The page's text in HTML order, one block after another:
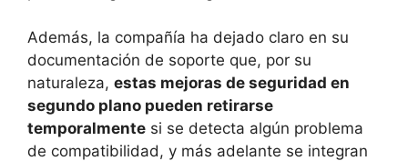
Además, la compañía ha dejado claro en su
documentación de soporte que, por su
naturaleza, estas mejoras de seguridad en
segundo plano pueden retirarse
temporalmente si se detecta algún problema
de compatibilidad, y más adelante se integran